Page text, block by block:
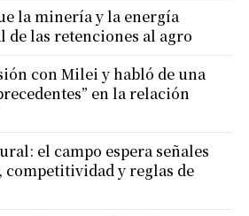
la minería y la energía
las retenciones al agro
con Milei y habló de una
en la relación
el campo espera señales
competitividad y reglas de